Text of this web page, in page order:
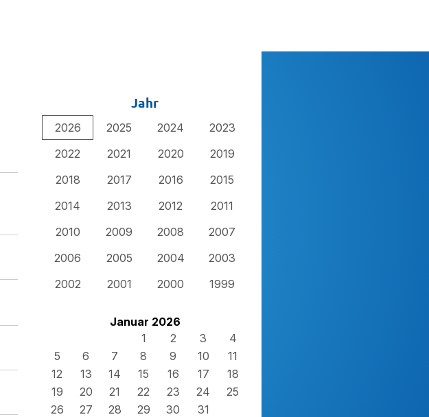
Jahr
2026 2025 2024
2023
2022
2021 2020
2019
2018
2017 2016
2015
2014
2013 2012
2011
2010
2009 2008
2007
2006
2005 2004
2003
2002
2001 2000 1999
Januar 2026
1
2 3
4
5
6 7 8 9 10
11
12
13 14 15 16 17
18
19
20 21 22 23 24
25
26
27 28 29 30 31